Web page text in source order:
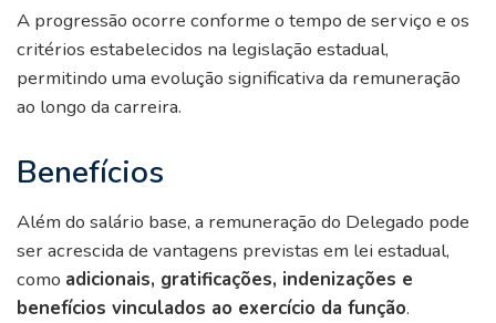
A progressão ocorre conforme o tempo de serviço e os
critérios estabelecidos na legislação estadual,
permitindo uma evolução significativa da remuneração
ao longo da carreira.
Benefícios
Além do salário base, a remuneração do Delegado pode
ser acrescida de vantagens previstas em lei estadual,
como adicionais, gratificações, indenizações e
benefícios vinculados ao exercício da função.